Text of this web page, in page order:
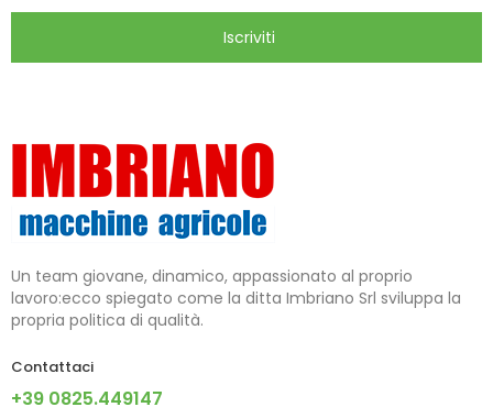
Iscriviti
Un team giovane, dinamico, appassionato al proprio
lavoro:ecco spiegato come la ditta Imbriano Srl sviluppa la
propria politica di qualità.
Contattaci
+39 0825.449147